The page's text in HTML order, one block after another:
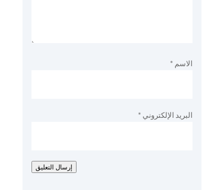
الاسم *
البريد الإلكتروني *
إرسال التعليق